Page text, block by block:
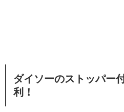
ダイソーのストッパー
利！